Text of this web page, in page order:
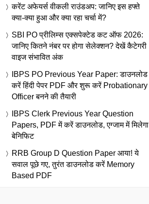
करेंट अफेयर्स वीकली राउंडअप: जानिए इस हफ्ते
क्या-क्या हुआ और क्या रहा चर्चा में?
SBI PO प्रीलिम्स एक्सपेक्टेड कट ऑफ 2026:
जानिए कितने नंबर पर होगा सेलेक्शन? देखें कैटेगरी
वाइज संभावित अंक
IBPS PO Previous Year Paper: डाउनलोड
करें हिंदी पेपर PDF और शुरू करें Probationary
Officer बनने की तैयारी
IBPS Clerk Previous Year Question
Papers, PDF में करें डाउनलोड, एग्जाम में मिलेगा
बेनिफिट
RRB Group D Question Paper आया! ये
सवाल पूछे गए, तुरंत डाउनलोड करें Memory
Based PDF